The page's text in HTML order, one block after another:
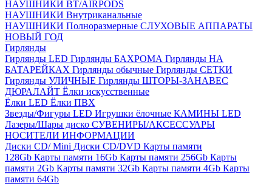
НАУШНИКИ BT/AIRPODS
НАУШНИКИ Внутриканальные
НАУШНИКИ Полноразмерные СЛУХОВЫЕ АППАРАТЫ
НОВЫЙ ГОД
Гирлянды
Гирлянды LED Гирлянды БАХРОМА Гирлянды НА
БАТАРЕЙКАХ Гирлянды обычные Гирлянды СЕТКИ
Гирлянды УЛИЧНЫЕ Гирлянды ШТОРЫ-ЗАНАВЕС
ДЮРАЛАЙТ Ёлки искусственные
Ёлки LED Ёлки ПВХ
Звезды/Фигуры LED Игрушки ёлочные КАМИНЫ LED
Лазеры/Шары диско СУВЕНИРЫ/АКСЕССУАРЫ
НОСИТЕЛИ ИНФОРМАЦИИ
Диски CD/ Mini Диски CD/DVD Карты памяти
128Gb Карты памяти 16Gb Карты памяти 256Gb Карты
памяти 2Gb Карты памяти 32Gb Карты памяти 4Gb Карты
памяти 64Gb